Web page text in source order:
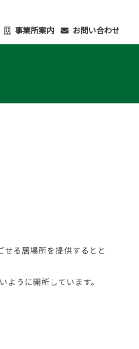
事業所案内 お問い合わせ
る居場所を提供するとと
うに開所しています。